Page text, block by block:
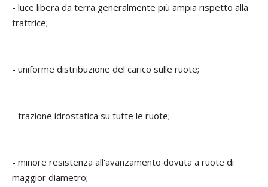
- luce libera da terra generalmente più ampia rispetto alla
trattrice;
- uniforme distribuzione del carico sulle ruote;
- trazione idrostatica su tutte le ruote;
- minore resistenza all'avanzamento dovuta a ruote di
maggior diametro;